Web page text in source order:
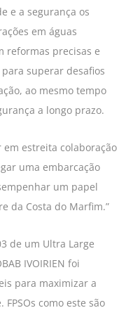
e a segurança os
em águas
reformas precisas e
superar desafios
ao mesmo tempo
a longo prazo.
em estreita colaboração
uma embarcação
um papel
da Costa do Marfim.”
de um Ultra Large
IVOIRIEN foi
para maximizar a
como este são